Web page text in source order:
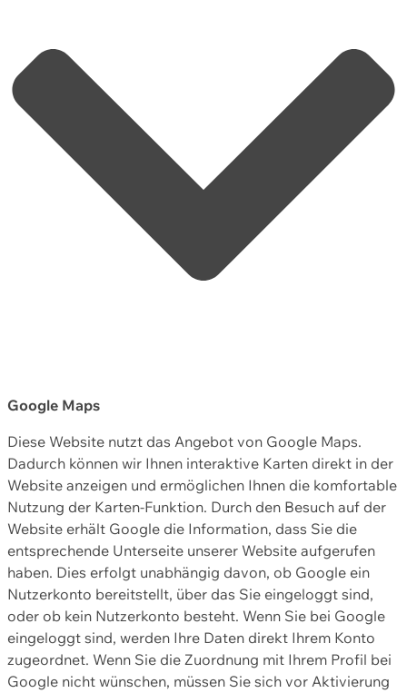
Google Maps
Diese Website nutzt das Angebot von Google Maps.
Dadurch können wir Ihnen interaktive Karten direkt in der
Website anzeigen und ermöglichen Ihnen die komfortable
Nutzung der Karten-Funktion. Durch den Besuch auf der
Website erhält Google die Information, dass Sie die
entsprechende Unterseite unserer Website aufgerufen
haben. Dies erfolgt unabhängig davon, ob Google ein
Nutzerkonto bereitstellt, über das Sie eingeloggt sind,
oder ob kein Nutzerkonto besteht. Wenn Sie bei Google
eingeloggt sind, werden Ihre Daten direkt Ihrem Konto
zugeordnet. Wenn Sie die Zuordnung mit Ihrem Profil bei
Google nicht wünschen, müssen Sie sich vor Aktivierung